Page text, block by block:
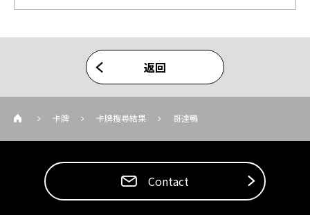
返回
卡牌 卡牌搜尋結果 哥達鴨
Contact